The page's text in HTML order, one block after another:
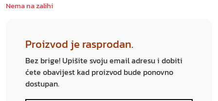
Nema na zalihi
Proizvod je rasprodan.
Bez brige! Upišite svoju email adresu i dobiti
ćete obavijest kad proizvod bude ponovno
dostupan.